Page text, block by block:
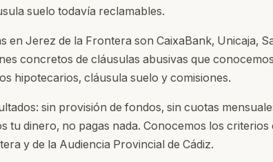
suelo todavía reclamables.
en Jerez de la Frontera son CaixaBank, Unicaja,
concretos de cláusulas abusivas que
hipotecarios, cláusula suelo y comisiones.
sin provisión de fondos, sin cuotas
tu dinero, no pagas nada. Conocemos los criterios
y de la Audiencia Provincial de Cádiz.